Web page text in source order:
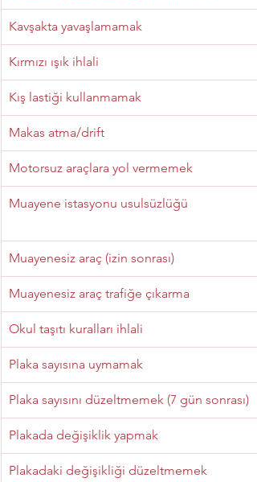
Kavşakta yavaşlamamak
Kırmızı ışık ihlali
Kış lastiği kullanmamak
Makas atma/drift
Motorsuz araçlara yol vermemek
Muayene istasyonu usulsüzlüğü
Muayenesiz araç (izin sonrası)
Muayenesiz araç trafiğe çıkarma
Okul taşıtı kuralları ihlali
Plaka sayısına uymamak
Plaka sayısını düzeltmemek (7 gün sonrası)
Plakada değişiklik yapmak
Plakadaki değişikliği düzeltmemek